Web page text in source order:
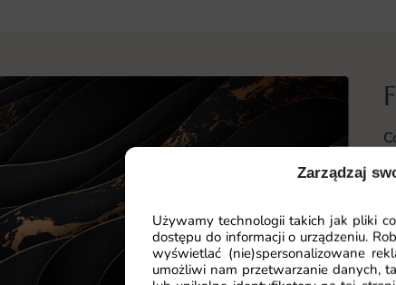
Zarządzaj
Używamy technologii takich jak pliki
dostępu do informacji o urządzeniu.
wyświetlać (nie)spersonalizowane
umożliwi nam przetwarzanie danych,